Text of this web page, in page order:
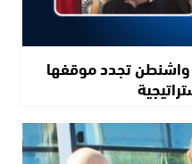
واشنطن تجدد موقفها